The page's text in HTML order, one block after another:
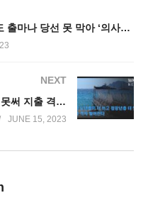
트럼프 유죄평결에도 출마나 당선 못 막아 ‘의사당점거 반역개입은 위험’
NEXT
미국 노년층이 더 쓰고 청장년층 더 못써 지출 격차 벌어진다
JUNE 15, 2023